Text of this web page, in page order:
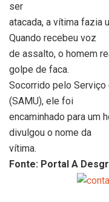
ser
atacada, a vítima fazia
Quando recebeu voz
de assalto, o homem
golpe de faca.
Socorrido pelo
(SAMU), ele foi
encaminhado para um
divulgou o nome da
vítima.
Fonte: Portal A